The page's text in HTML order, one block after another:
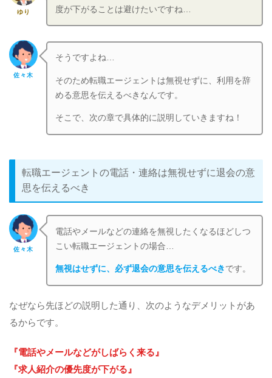
ゆり
度が下がることは避けたいですね…
佐々木
そうですよね…
そのため転職エージェントは無視せずに、利用を辞
める意思を伝えるべきなんです。
そこで、次の章で具体的に説明していきますね！
転職エージェントの電話・連絡は無視せずに退会の意
思を伝えるべき
佐々木
電話やメールなどの連絡を無視したくなるほどしつ
こい転職エージェントの場合…
無視はせずに、必ず退会の意思を伝えるべき です。
なぜなら先ほどの説明した通り、次のようなデメリットがあ
るからです。
『電話やメールなどがしばらく来る』
『求人紹介の優先度が下がる』